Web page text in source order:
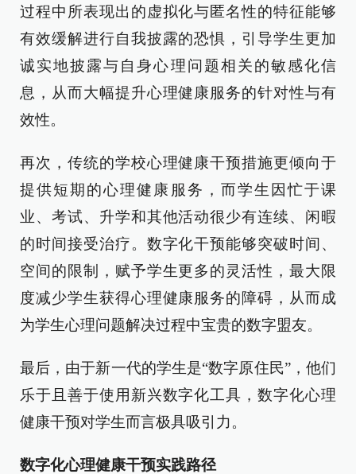
过程中所表现出的虚拟化与匿名性的特征能够
有效缓解进行自我披露的恐惧，引导学生更加
诚实地披露与自身心理问题相关的敏感化信
息，从而大幅提升心理健康服务的针对性与有
效性。
再次，传统的学校心理健康干预措施更倾向于
提供短期的心理健康服务，而学生因忙于课
业、考试、升学和其他活动很少有连续、闲暇
的时间接受治疗。数字化干预能够突破时间、
空间的限制，赋予学生更多的灵活性，最大限
度减少学生获得心理健康服务的障碍，从而成
为学生心理问题解决过程中宝贵的数字盟友。
最后，由于新一代的学生是“数字原住民”，他们
乐于且善于使用新兴数字化工具，数字化心理
健康干预对学生而言极具吸引力。
数字化心理健康干预实践路径